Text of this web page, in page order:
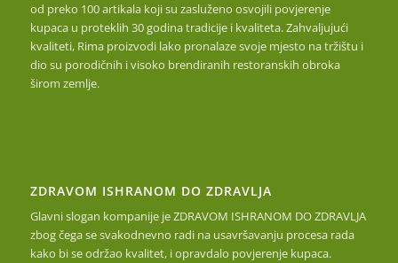
od preko 100 artikala koji su zasluženo osvojili povjerenje
kupaca u proteklih 30 godina tradicije i kvaliteta. Zahvaljujući
kvaliteti, Rima proizvodi lako pronalaze svoje mjesto na tržištu i
dio su porodičnih i visoko brendiranih restoranskih obroka
širom zemlje.
ZDRAVOM ISHRANOM DO ZDRAVLJA
Glavni slogan kompanije je ZDRAVOM ISHRANOM DO ZDRAVLJA
zbog čega se svakodnevno radi na usavršavanju procesa rada
kako bi se održao kvalitet, i opravdalo povjerenje kupaca.